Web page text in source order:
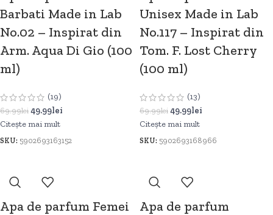
Barbati Made in Lab
No.02 – Inspirat din
Arm. Aqua Di Gio (100
ml)
(19)
69.99lei 49.99lei
Citește mai mult
SKU: 5902693163152
Unisex Made in Lab
No.117 – Inspirat din
Tom. F. Lost Cherry
(100 ml)
(13)
69.99lei 49.99lei
Citește mai mult
SKU: 5902693168966
Apa de parfum Femei
Apa de parfum